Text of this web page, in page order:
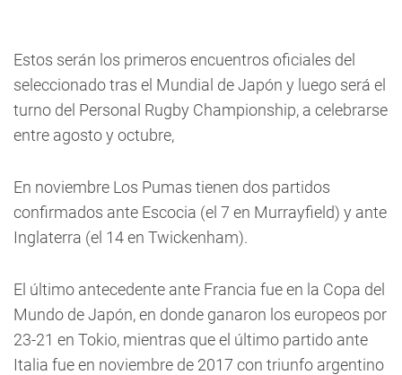
Estos serán los primeros encuentros oficiales del
seleccionado tras el Mundial de Japón y luego será el
turno del Personal Rugby Championship, a celebrarse
entre agosto y octubre,
En noviembre Los Pumas tienen dos partidos
confirmados ante Escocia (el 7 en Murrayfield) y ante
Inglaterra (el 14 en Twickenham).
El último antecedente ante Francia fue en la Copa del
Mundo de Japón, en donde ganaron los europeos por
23-21 en Tokio, mientras que el último partido ante
Italia fue en noviembre de 2017 con triunfo argentino